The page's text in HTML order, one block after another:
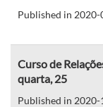
Published in
Curso de
quarta, 25
Published in